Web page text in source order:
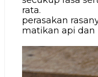
rata.
perasakan
matikan api dan